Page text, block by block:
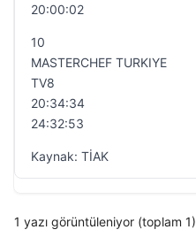
20:00:02
10
MASTERCHEF TURKIYE
TV8
20:34:34
24:32:53
Kaynak: TİAK
1 yazı görüntüleniyor (toplam 1)